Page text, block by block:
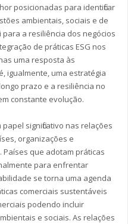
posicionadas para identificar
ambientais, sociais e de
a resiliência dos negócios
de práticas ESG nos
uma resposta às
igualmente, uma estratégia
prazo e a resiliência no
constante evolução.
significativo nas relações
organizações e
que adotam práticas
para enfrentar
se torna uma agenda
comerciais sustentáveis
podendo incluir
e sociais. As relações